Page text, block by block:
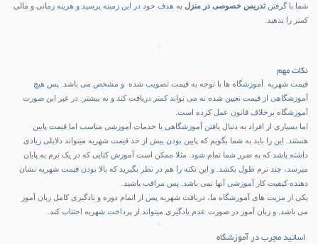
شما با گرفتنتدریس خصوصی در منزل به هدف خود در این زمینه برسید و هزینه زمانی و مالی
کمتر را بدهید.
نکات مهم
قیمت شهریه آموزشگاه ها با توجه به قیمت تصویب شده و مشخص می باشد. پس هیچ
آموزشگاهی از قیمت تعیین شده نه می تواند کمتر دریافت کند و نه بیشتر. در غیر این صورت
آموزشگاه برخلاف قانون عمل کرده است.
اما بسیاری از افراد به دنبال یافتن آموزشگاهی با خدمات آموزشی مناسب اما قیمت پایین
هستند. این را باید به شما بگویم که پایین بودن بیش از حد قیمت شهریه میتواند دلایلی زیادی
داشته باشد که به ضرر شما تمام شود. مثلا ممکن است آموزش کتابی که در یک ترم به پایان
میرسد، چند ترم طول بکشد. و این نکته را هم در نظر بگیرید که بالا بودن قیمت شهریه نشان
دهنده کیفیت کار آموزشی آنها نمی باشد. پس مراقب باشید.
یکی از مزیت های آموزشگاه ما، دریافت شهریه پس از اتمام دوره و یادگیری کامل زبان آموز
می باشد. و زبان آموز در صورت عدم یادگیری میتواند از پرداخت شهریه اجتناب کند.
اساتید مجرب در آموزشگاه